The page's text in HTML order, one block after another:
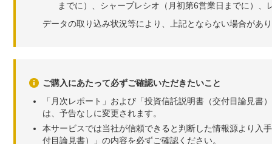
までに）、シャープレシオ（月初第6営業日までに）
データの取り込み状況等により、上記とならない場合があ
ご購入にあたって必ずご確認いただきたいこと
「月次レポート」および「投資信託説明書（交付目論見
は、予告なしに変更されます。
本サービスでは当社が信頼できると判断した情報源より入
付目論見書）」の内容を必ずご確認ください。